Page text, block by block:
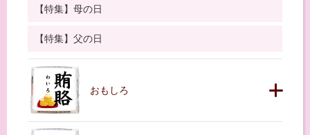
【特集】母の日
【特集】父の日
おもしろ